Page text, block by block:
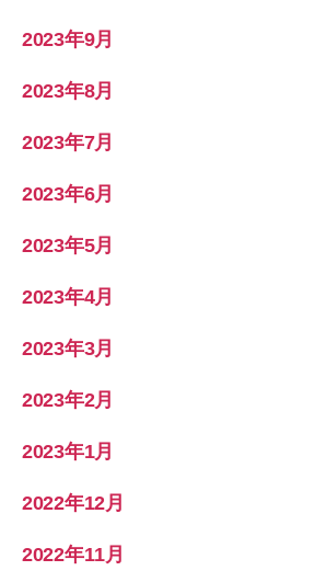
2023年9月
2023年8月
2023年7月
2023年6月
2023年5月
2023年4月
2023年3月
2023年2月
2023年1月
2022年12月
2022年11月